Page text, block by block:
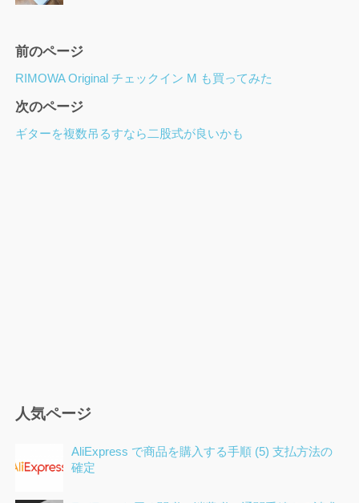
ペ
ー
ナ
ビ
前のページ
RIMOWA Original チェックイン M も買ってみた
次のページ
ギターを複数吊るすなら二股式が良いかも
人気ページ
AliExpress で商品を購入する手順 (5) 支払方法の
確定